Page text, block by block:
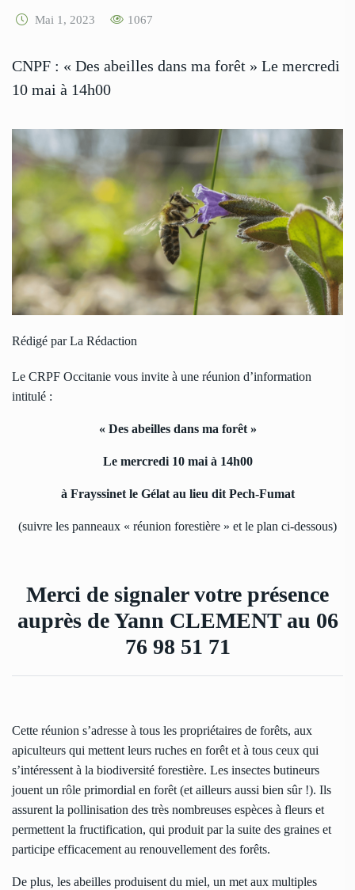
Mai 1, 2023 1067
CNPF : « Des abeilles dans ma forêt » Le mercredi
10 mai à 14h00
Rédigé par La Rédaction
Le CRPF Occitanie vous invite à une réunion d’information
intitulé :
« Des abeilles dans ma forêt »
Le mercredi 10 mai à 14h00
à Frayssinet le Gélat au lieu dit Pech-Fumat
(suivre les panneaux « réunion forestière » et le plan ci-dessous)
Merci de signaler votre présence
auprès de Yann CLEMENT au 06
76 98 51 71
Cette réunion s’adresse à tous les propriétaires de forêts, aux
apiculteurs qui mettent leurs ruches en forêt et à tous ceux qui
s’intéressent à la biodiversité forestière. Les insectes butineurs
jouent un rôle primordial en forêt (et ailleurs aussi bien sûr !). Ils
assurent la pollinisation des très nombreuses espèces à fleurs et
permettent la fructification, qui produit par la suite des graines et
participe efficacement au renouvellement des forêts.
De plus, les abeilles produisent du miel, un met aux multiples